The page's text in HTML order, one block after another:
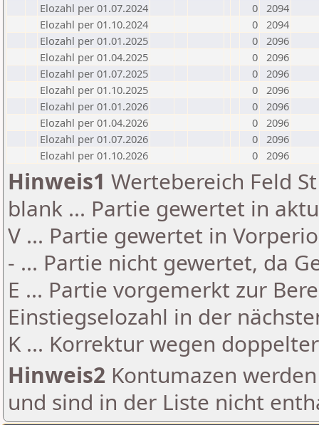
Elozahl per 01.07.2024
0 2094
Elozahl per 01.10.2024
0 2094
Elozahl per 01.01.2025
0 2096
Elozahl per 01.04.2025
0 2096
Elozahl per 01.07.2025
0 2096
Elozahl per 01.10.2025
0 2096
Elozahl per 01.01.2026
0 2096
Elozahl per 01.04.2026
0 2096
Elozahl per 01.07.2026
0 2096
Elozahl per 01.10.2026
0 2096
Hinweis1 Wertebereich Feld
blank ... Partie gewertet in
V ... Partie gewertet in
- ... Partie nicht gewertet, da
E ... Partie vorgemerkt zur
Einstiegselozahl in der
K ... Korrektur wegen
Hinweis2 Kontumazen
und sind in der Liste nicht